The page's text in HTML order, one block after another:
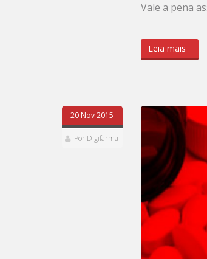
Vale a pena
Leia mais
20 Nov 2015
Por Digifarma